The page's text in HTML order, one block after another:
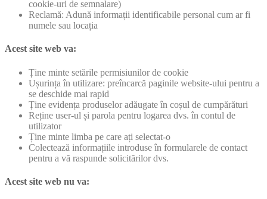
cookie-uri de semnalare)
Reclamă: Adună informații identificabile personal cum ar fi
numele sau locația
Acest site web va:
Ține minte setările permisiunilor de cookie
Ușurința în utilizare: preîncarcă paginile website-ului pentru a
se deschide mai rapid
Ține evidența produselor adăugate în coșul de cumpărături
Reține user-ul și parola pentru logarea dvs. în contul de
utilizator
Ține minte limba pe care ați selectat-o
Colectează informațiile introduse în formularele de contact
pentru a vă raspunde solicitărilor dvs.
Acest site web nu va: